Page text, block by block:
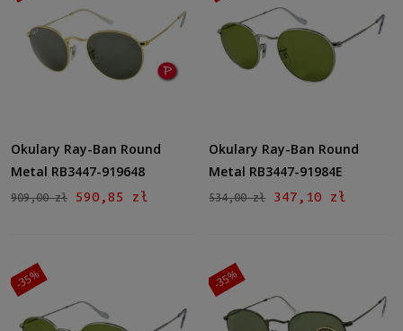
Okulary Ray-Ban Round
Metal RB3447-919648
909,00 zł 590,85 zł
Okulary Ray-Ban Round
Metal RB3447-91984E
534,00 zł 347,10 zł
-35% -35%